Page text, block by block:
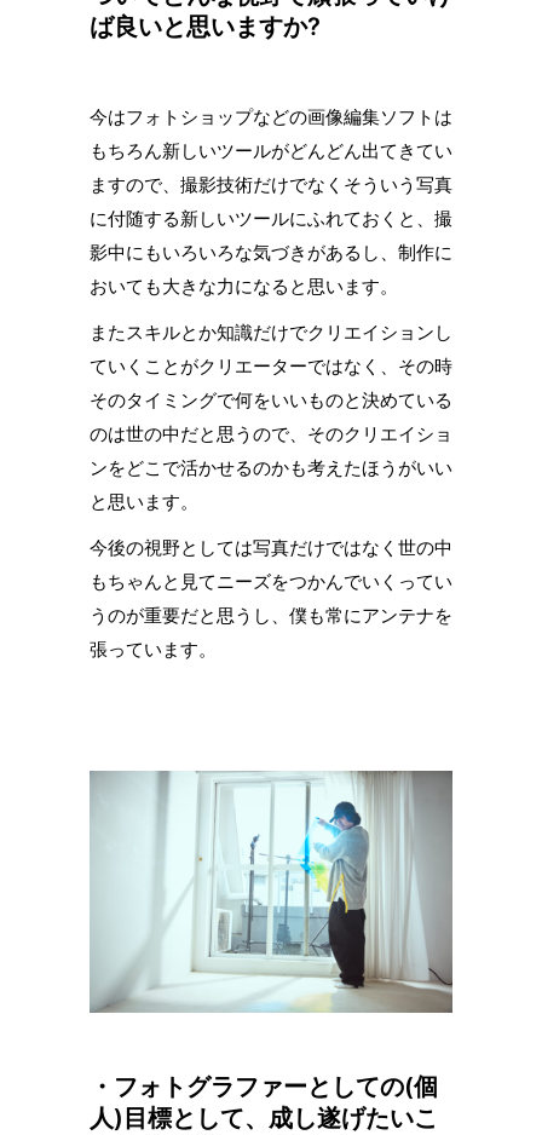
ば良いと思いますか?
今はフォトショップなどの画像編集ソフトは
もちろん新しいツールがどんどん出てきてい
ますので、撮影技術だけでなくそういう写真
に付随する新しいツールにふれておくと、撮
影中にもいろいろな気づきがあるし、制作に
おいても大きな力になると思います。
またスキルとか知識だけでクリエイションし
ていくことがクリエーターではなく、その時
そのタイミングで何をいいものと決めている
のは世の中だと思うので、そのクリエイショ
ンをどこで活かせるのかも考えたほうがいい
と思います。
今後の視野としては写真だけではなく世の中
もちゃんと見てニーズをつかんでいくってい
うのが重要だと思うし、僕も常にアンテナを
張っています。
・フォトグラファーとしての(個
人)目標として、成し遂げたいこ